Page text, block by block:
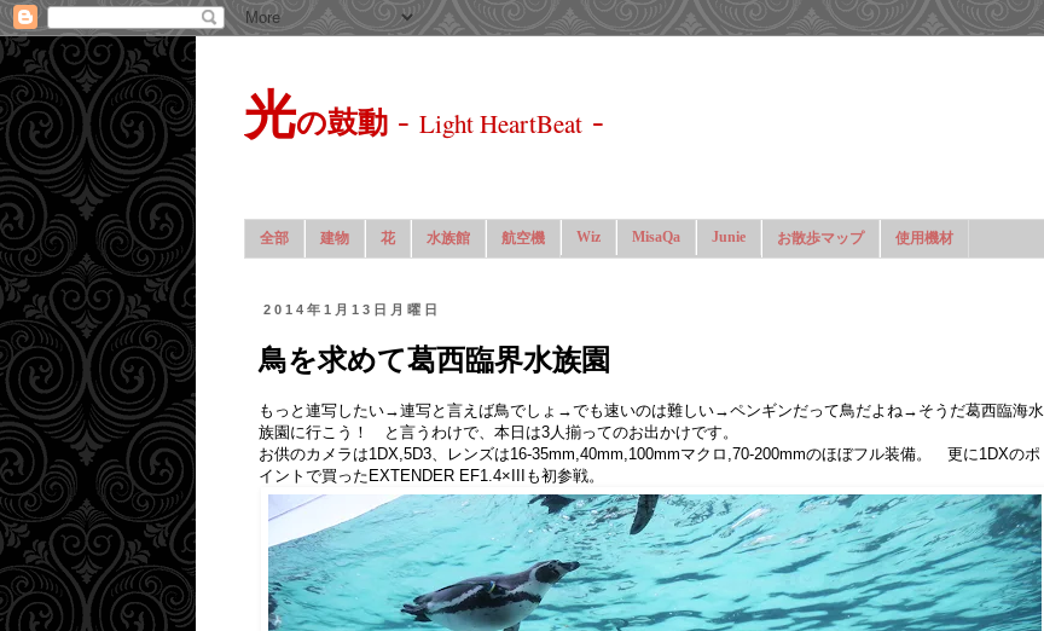
光の鼓動 - Light HeartBeat -
全部 建物 花 水族館 航空機 Wiz MisaQa Junie お散歩マップ 使用機材
2014年1月13日月曜日
鳥を求めて葛西臨界水族園
もっと連写したい→連写と言えば鳥でしょ→でも速いのは難しい→ペンギンだって鳥だよね→そうだ葛西臨海水
族園に行こう！ と言うわけで、本日は3人揃ってのお出かけです。
お供のカメラは1DX,5D3、レンズは16-35mm,40mm,100mmマクロ,70-200mmのほぼフル装備。 更に1DXのポ
イントで買ったEXTENDER EF1.4×IIIも初参戦。